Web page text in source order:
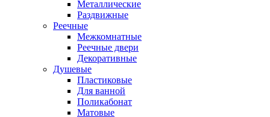
Металлические
Раздвижные
Реечные
Межкомнатные
Реечные двери
Декоративные
Душевые
Пластиковые
Для ванной
Поликабонат
Матовые